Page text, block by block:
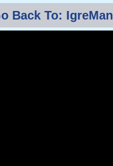
Back To: IgreMan